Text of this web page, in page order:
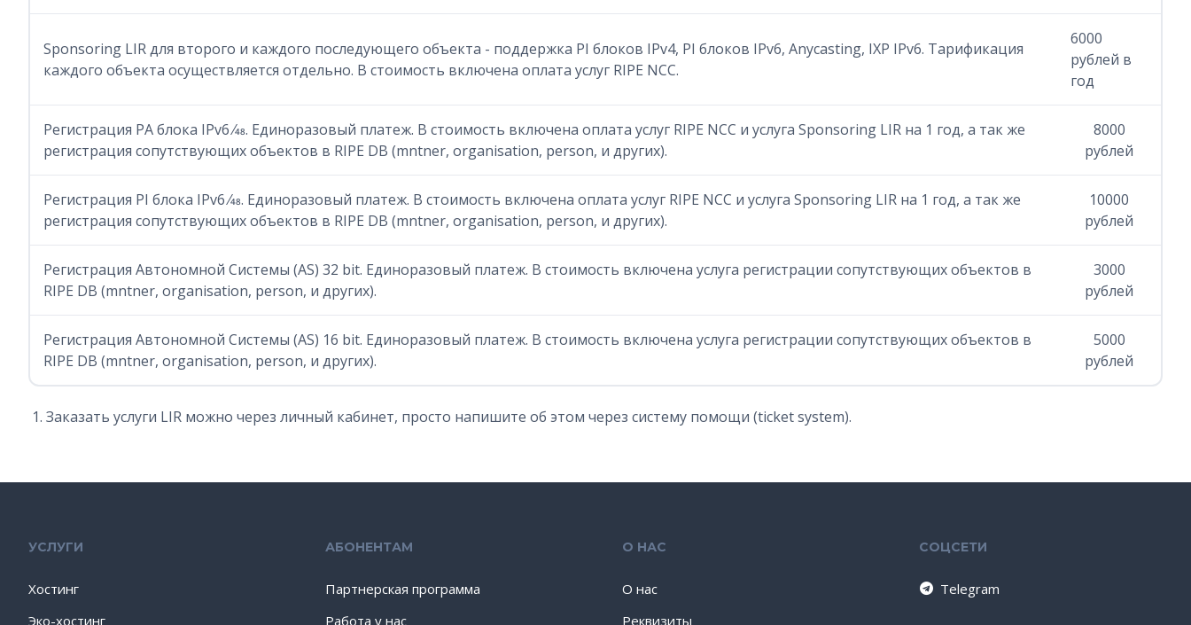
Sponsoring LIR для второго и каждого последующего объекта - поддержка PI блоков IPv4, PI блоков IPv6, Anycasting, IXP IPv6. Тарификация
каждого объекта осуществляется отдельно. В стоимость включена оплата услуг RIPE NCC.
6000
рублей в
год
Регистрация PA блока IPv6 ⁄48. Единоразовый платеж. В стоимость включена оплата услуг RIPE NCC и услуга Sponsoring LIR на 1 год, а так же
регистрация сопутствующих объектов в RIPE DB (mntner, organisation, person, и других).
8000
рублей
Регистрация PI блока IPv6 ⁄48. Единоразовый платеж. В стоимость включена оплата услуг RIPE NCC и услуга Sponsoring LIR на 1 год, а так же
регистрация сопутствующих объектов в RIPE DB (mntner, organisation, person, и других).
10000
рублей
Регистрация Автономной Системы (AS) 32 bit. Единоразовый платеж. В стоимость включена услуга регистрации сопутствующих объектов в
RIPE DB (mntner, organisation, person, и других).
3000
рублей
Регистрация Автономной Системы (AS) 16 bit. Единоразовый платеж. В стоимость включена услуга регистрации сопутствующих объектов в
RIPE DB (mntner, organisation, person, и других).
5000
рублей
Заказать услуги LIR можно через личный кабинет, просто напишите об этом через систему помощи (ticket system).
УСЛУГИ
Хостинг
Эко-хостинг
АБОНЕНТАМ
Партнерская программа
Работа у нас
О НАС
О нас
Реквизиты
СОЦСЕТИ
Telegram